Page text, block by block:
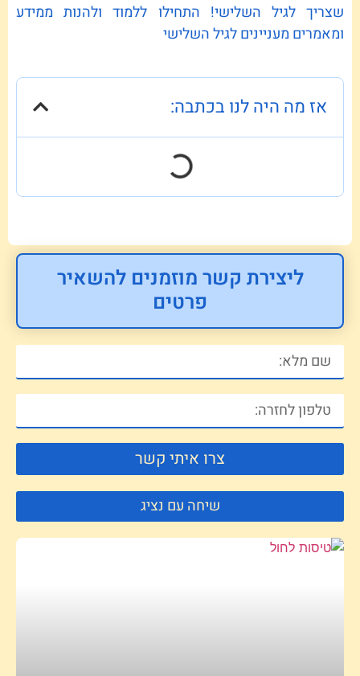
שצריך לגיל השלישי! התחילו ללמוד ולהנות ממידע
ומאמרים מעניינים לגיל השלישי
אז מה היה לנו בכתבה:
ליצירת קשר מוזמנים להשאיר
פרטים
צרו איתי קשר
שיחה עם נציג